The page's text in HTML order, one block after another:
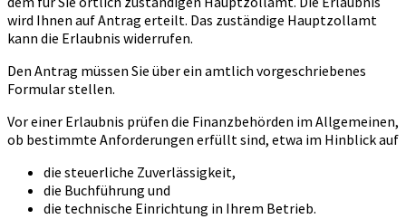
wird Ihnen auf Antrag erteilt. Das zuständige Hauptzollamt
kann die Erlaubnis widerrufen.
Den Antrag müssen Sie über ein amtlich vorgeschriebenes
Formular stellen.
Vor einer Erlaubnis prüfen die Finanzbehörden im Allgemeinen,
ob bestimmte Anforderungen erfüllt sind, etwa im Hinblick auf
die steuerliche Zuverlässigkeit,
die Buchführung und
die technische Einrichtung in Ihrem Betrieb.